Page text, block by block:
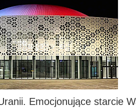
Emocjonujące starcie